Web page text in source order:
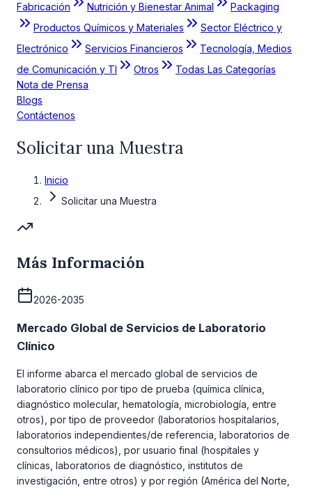
Fabricación
Nutrición y Bienestar Animal
Packaging
Productos Químicos y Materiales
Sector Eléctrico y
Electrónico
Servicios Financieros
Tecnología, Medios
de Comunicación y TI
Otros
Todas Las Categorías
Nota de Prensa
Blogs
Contáctenos
Solicitar una Muestra
Inicio
Solicitar una Muestra
Más Información
2026-2035
Mercado Global de Servicios de Laboratorio
Clínico
El informe abarca el mercado global de servicios de
laboratorio clínico por tipo de prueba (química clínica,
diagnóstico molecular, hematología, microbiología, entre
otros), por tipo de proveedor (laboratorios hospitalarios,
laboratorios independientes/de referencia, laboratorios de
consultorios médicos), por usuario final (hospitales y
clínicas, laboratorios de diagnóstico, institutos de
investigación, entre otros) y por región (América del Norte,